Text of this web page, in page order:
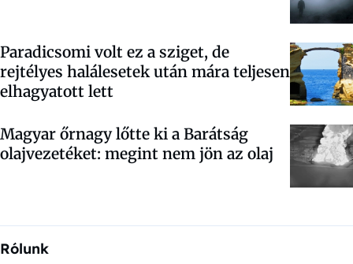
Paradicsomi volt ez a sziget, de
rejtélyes halálesetek után mára teljesen
elhagyatott lett
Magyar őrnagy lőtte ki a Barátság
olajvezetéket: megint nem jön az olaj
Rólunk